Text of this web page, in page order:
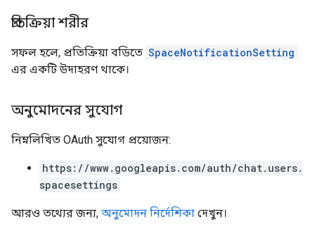
প্রতিক্রিয়া শরীর
সফল হলে, প্রতিক্রিয়া বডিতে SpaceNotificationSetting
এর একটি উদাহরণ থাকে।
অনুমোদনের সুযোগ
নিম্নলিখিত OAuth সুযোগ প্রয়োজন:
https://www.googleapis.com/auth/chat.users.
spacesettings
আরও তথ্যের জন্য, অনুমোদন নির্দেশিকা দেখুন।